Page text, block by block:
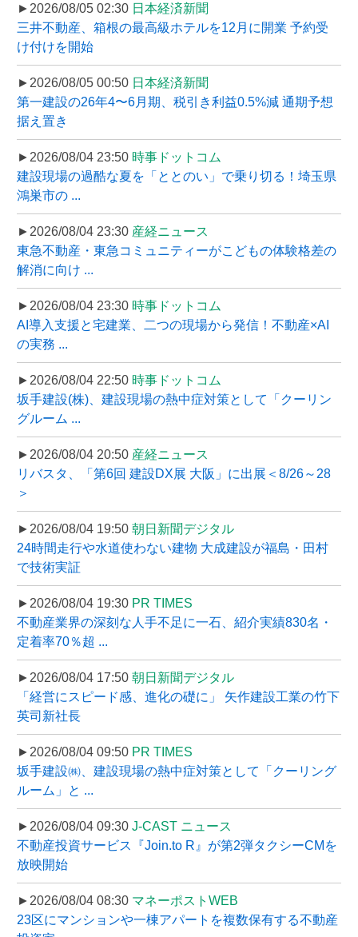
►2026/08/05 02:30 日本経済新聞
三井不動産、箱根の最高級ホテルを12月に開業 予約受
け付けを開始
►2026/08/05 00:50 日本経済新聞
第一建設の26年4〜6月期、税引き利益0.5%減 通期予想
据え置き
►2026/08/04 23:50 時事ドットコム
建設現場の過酷な夏を「ととのい」で乗り切る！埼玉県
鴻巣市の ...
►2026/08/04 23:30 産経ニュース
東急不動産・東急コミュニティーがこどもの体験格差の
解消に向け ...
►2026/08/04 23:30 時事ドットコム
AI導入支援と宅建業、二つの現場から発信！不動産×AI
の実務 ...
►2026/08/04 22:50 時事ドットコム
坂手建設(株)、建設現場の熱中症対策として「クーリン
グルーム ...
►2026/08/04 20:50 産経ニュース
リバスタ、「第6回 建設DX展 大阪」に出展＜8/26～28
＞
►2026/08/04 19:50 朝日新聞デジタル
24時間走行や水道使わない建物 大成建設が福島・田村
で技術実証
►2026/08/04 19:30 PR TIMES
不動産業界の深刻な人手不足に一石、紹介実績830名・
定着率70％超 ...
►2026/08/04 17:50 朝日新聞デジタル
「経営にスピード感、進化の礎に」 矢作建設工業の竹下
英司新社長
►2026/08/04 09:50 PR TIMES
坂手建設㈱、建設現場の熱中症対策として「クーリング
ルーム」と ...
►2026/08/04 09:30 J-CAST ニュース
不動産投資サービス『Join.to R』が第2弾タクシーCMを
放映開始
►2026/08/04 08:30 マネーポストWEB
23区にマンションや一棟アパートを複数保有する不動産